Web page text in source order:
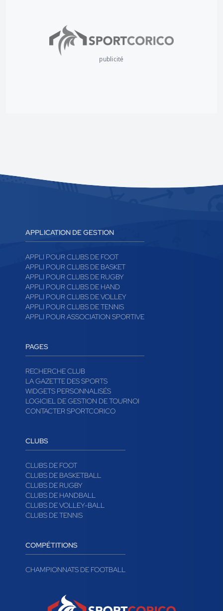
publicité
APPLICATION DE GESTION
APPLI POUR CLUBS DE FOOT
APPLI POUR CLUBS DE BASKET
APPLI POUR CLUBS DE RUGBY
APPLI POUR CLUBS DE HAND
APPLI POUR CLUBS DE VOLLEY
APPLI POUR CLUBS DE TENNIS
APPLI POUR ASSOCIATION SPORTIVE
PAGES
RECHERCHE CLUB
LA GAZETTE DES SPORTS
WIDGETS PERSONNALISÉS
LOGICIEL DE GESTION DE TOURNOI
CONTACTER SPORTCORICO
CLUBS
CLUBS DE FOOT
CLUBS DE BASKETBALL
CLUBS DE RUGBY
CLUBS DE HANDBALL
CLUBS DE VOLLEY-BALL
CLUBS DE TENNIS
COMPÉTITIONS
CHAMPIONNATS DE FOOTBALL